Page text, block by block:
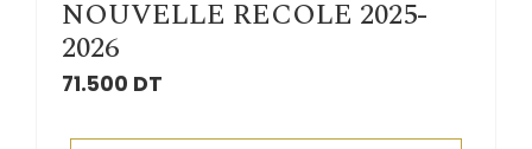
NOUVELLE RECOLE 2025-
2026
71.500 DT